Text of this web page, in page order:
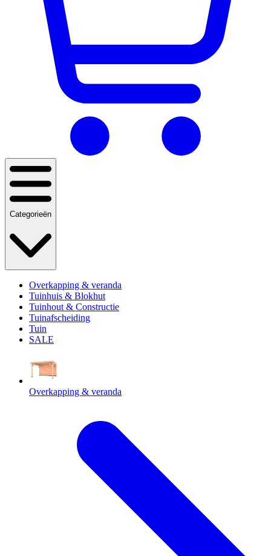
Categorieën
Overkapping & veranda
Tuinhuis & Blokhut
Tuinhout & Constructie
Tuinafscheiding
Tuin
SALE
Overkapping & veranda